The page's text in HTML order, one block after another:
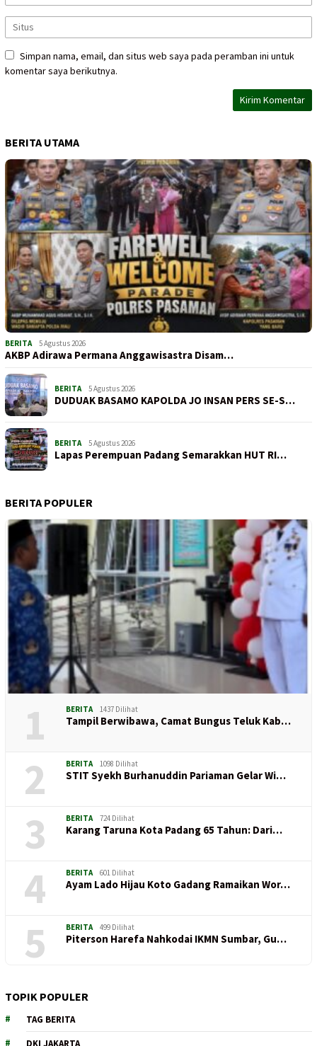
Simpan nama, email, dan situs web saya pada peramban ini untuk
komentar saya berikutnya.
BERITA UTAMA
BERITA 5 Agustus 2026
AKBP Adirawa Permana Anggawisastra Disam…
BERITA 5 Agustus 2026
DUDUAK BASAMO KAPOLDA JO INSAN PERS SE-S…
BERITA 5 Agustus 2026
Lapas Perempuan Padang Semarakkan HUT RI…
BERITA POPULER
1 BERITA 1437 Dilihat
Tampil Berwibawa, Camat Bungus Teluk Kab…
2 BERITA 1098 Dilihat
STIT Syekh Burhanuddin Pariaman Gelar Wi…
3 BERITA 724 Dilihat
Karang Taruna Kota Padang 65 Tahun: Dari…
4 BERITA 601 Dilihat
Ayam Lado Hijau Koto Gadang Ramaikan Wor…
5 BERITA 499 Dilihat
Piterson Harefa Nahkodai IKMN Sumbar, Gu…
TOPIK POPULER
TAG BERITA